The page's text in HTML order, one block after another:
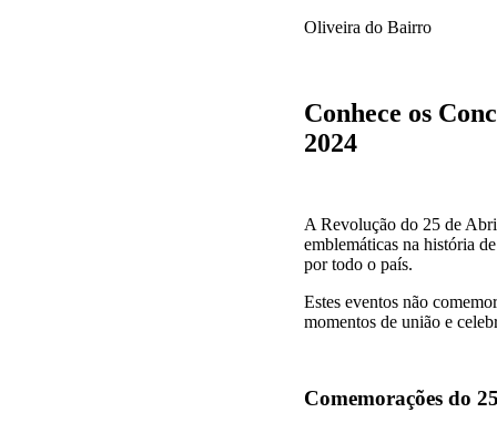
Oliveira do Bairro
Conhece os
2024
A Revolução do 25 de
emblemáticas na história
por todo o país.
Estes eventos não
momentos de união e
Comemorações do